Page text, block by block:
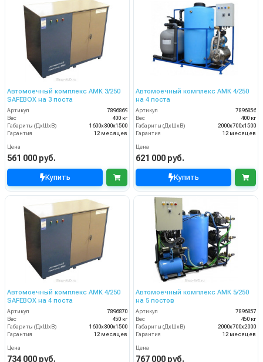
Автомоечный комплекс АМК 3/250
SAFEBOX на 3 поста
Артикул
7896869
Вес
400 кг
Габариты (ДхШхВ)
1600х800х1500
Гарантия
12 месяцев
Цена
561 000 руб.
Купить
Автомоечный комплекс АМК 4/250
на 4 поста
Артикул
7896856
Вес
400 кг
Габариты (ДхШхВ)
2000х700х1500
Гарантия
12 месяцев
Цена
621 000 руб.
Купить
Автомоечный комплекс АМК 4/250
SAFEBOX на 4 поста
Артикул
7896870
Вес
450 кг
Габариты (ДхШхВ)
1600х800х1500
Гарантия
12 месяцев
Цена
734 000 руб.
Автомоечный комплекс АМК 5/250
на 5 постов
Артикул
7896857
Вес
450 кг
Габариты (ДхШхВ)
2000х700х2000
Гарантия
12 месяцев
Цена
767 000 руб.